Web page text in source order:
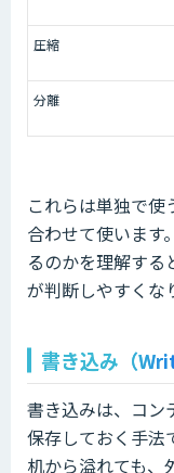
圧縮
分離
これらは単独で
合わせて使います
るのかを理解する
が判断しやすくな
書き込み（
書き込みは、コン
保存しておく手法
机から溢れても、